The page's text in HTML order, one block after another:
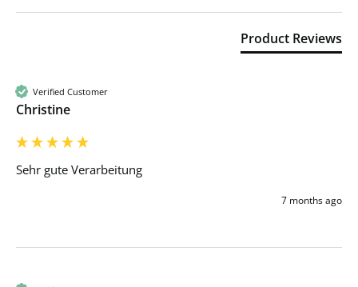
Product Reviews
Verified Customer
Christine
Sehr gute Verarbeitung
7 months ago